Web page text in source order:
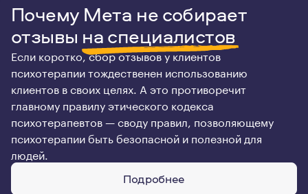
Почему Мета не собирает
отзывы на специалистов
Если коротко, сбор отзывов у клиентов
психотерапии тождественен использованию
клиентов в своих целях. А это противоречит
главному правилу этического кодекса
психотерапевтов — своду правил, позволяющему
психотерапии быть безопасной и полезной для
людей.
Подробнее